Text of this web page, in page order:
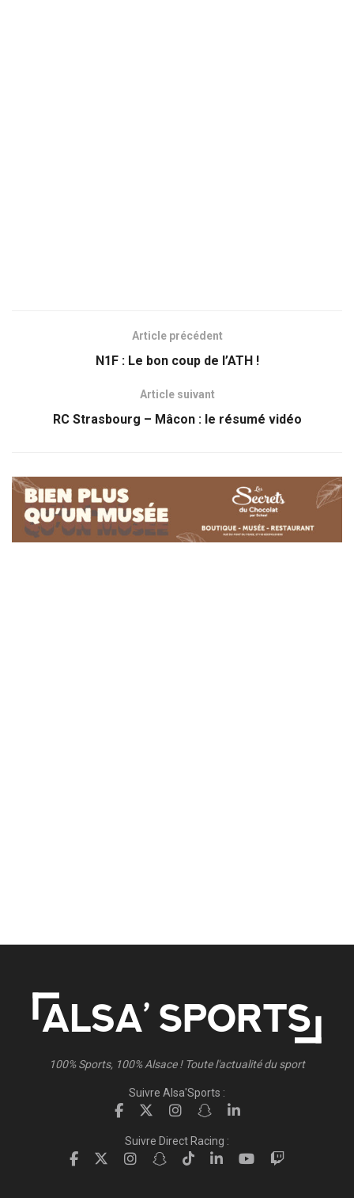
Article précédent
N1F : Le bon coup de l’ATH !
Article suivant
RC Strasbourg – Mâcon : le résumé vidéo
100% Sports, 100% Alsace ! Toute l'actualité du sport
Suivre Alsa'Sports :
Suivre Direct Racing :